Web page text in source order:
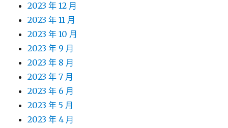
2023 年 12 月
2023 年 11 月
2023 年 10 月
2023 年 9 月
2023 年 8 月
2023 年 7 月
2023 年 6 月
2023 年 5 月
2023 年 4 月